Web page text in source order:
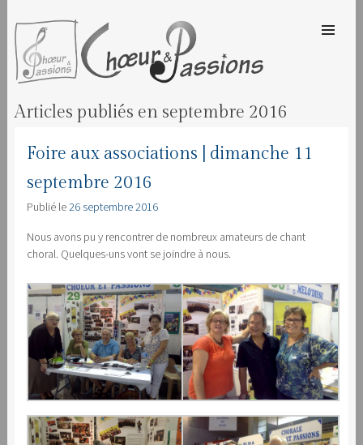
CONTENT
Articles publiés en septembre 2016
Foire aux associations | dimanche 11
septembre 2016
Publié le26 septembre 2016
Nous avons pu y rencontrer de nombreux amateurs de chant
choral. Quelques-uns vont se joindre à nous.